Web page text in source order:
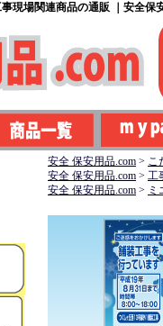
現場関連商品の通販 ｜安全保
安全 保安用品.com > こ
安全 保安用品.com > 工
安全 保安用品.com > ミ